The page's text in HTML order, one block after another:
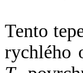
Tento
rychlého